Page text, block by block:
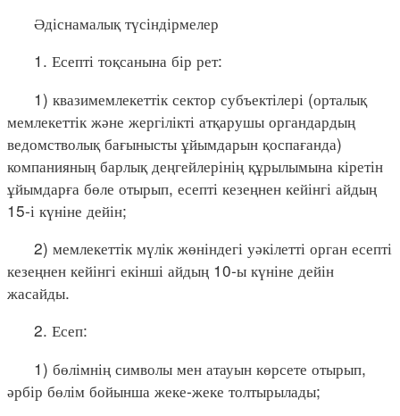
Әдіснамалық түсіндірмелер
1. Есепті тоқсанына бір рет:
1) квазимемлекеттік сектор субъектілері (орталық
мемлекеттік және жергілікті атқарушы органдардың
ведомстволық бағынысты ұйымдарын қоспағанда)
компанияның барлық деңгейлерінің құрылымына кіретін
ұйымдарға бөле отырып, есепті кезеңнен кейінгі айдың
15-і күніне дейін;
2) мемлекеттік мүлік жөніндегі уәкілетті орган есепті
кезеңнен кейінгі екінші айдың 10-ы күніне дейін
жасайды.
2. Есеп:
1) бөлімнің символы мен атауын көрсете отырып,
әрбір бөлім бойынша жеке-жеке толтырылады;